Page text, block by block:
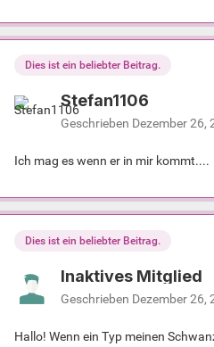
Dies ist ein beliebter Beitrag.
Stefan1106
Geschrieben Dezember 26,
Ich mag es wenn er in mir kommt....
Dies ist ein beliebter Beitrag.
Inaktives Mitglied
Geschrieben Dezember 26,
Hallo! Wenn ein Typ meinen